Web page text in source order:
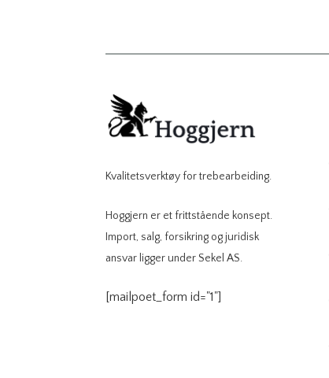
Kvalitetsverktøy for trebearbeiding.
Hoggjern er et frittstående konsept.
Import, salg, forsikring og juridisk
ansvar ligger under Sekel AS.
[mailpoet_form id="1"]